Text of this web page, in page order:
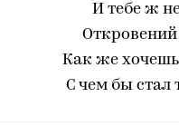
И тебе ж
Как же хочешь
С чем бы стал